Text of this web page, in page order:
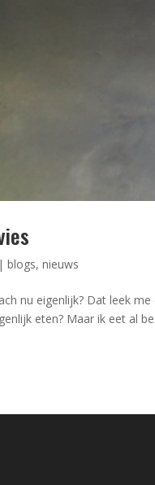
|blogs,nieuws
nu eigenlijk? Dat leek
eten? Maar ik eet al